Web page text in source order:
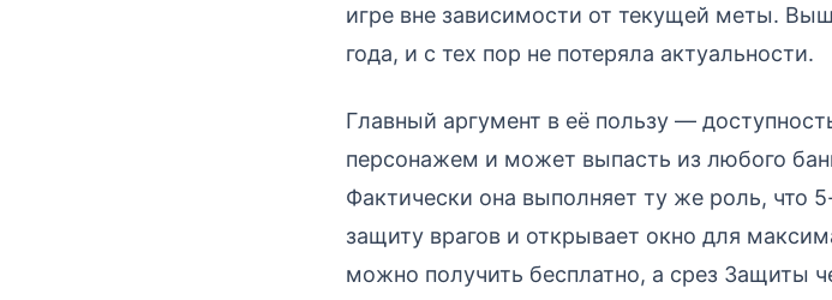
игре вне зависимости от текущей меты.
года, и с тех пор не потеряла актуальности.
Главный аргумент в её пользу —
персонажем и может выпасть из любого
Фактически она выполняет ту же роль, что
защиту врагов и открывает окно для
можно получить бесплатно, а срез Защиты